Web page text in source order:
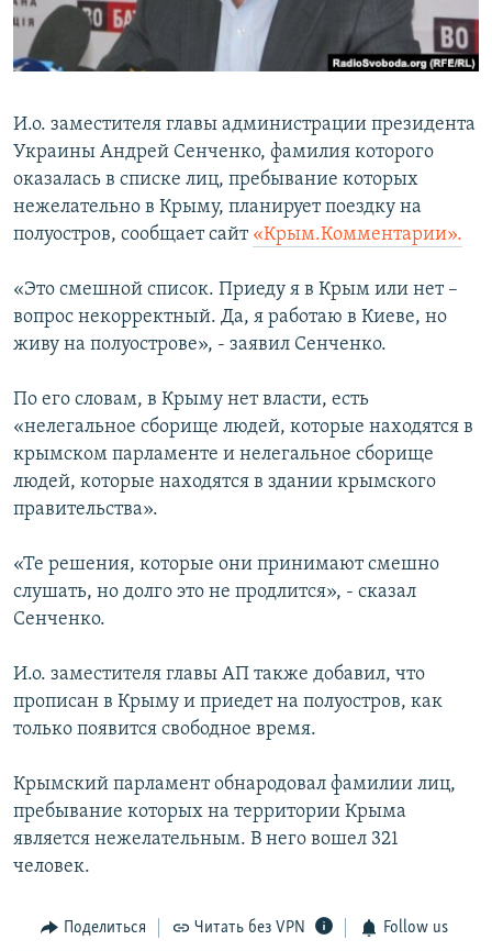
ПОБЕДИТЕЛЕЙ НЕ СУДЯТ?
КРЫМ.НЕПОКОРЕННЫЙ
ПРИСОЕДИНЯЙТЕСЬ!
Все сайты RFE/RL
И.о. заместителя главы администрации президента
Украины Андрей Сенченко, фамилия которого
оказалась в списке лиц, пребывание которых
нежелательно в Крыму, планирует поездку на
полуостров, сообщает сайт «Крым.Комментарии».
«Это смешной список. Приеду я в Крым или нет –
вопрос некорректный. Да, я работаю в Киеве, но
живу на полуострове», - заявил Сенченко.
По его словам, в Крыму нет власти, есть
«нелегальное сборище людей, которые находятся в
крымском парламенте и нелегальное сборище
людей, которые находятся в здании крымского
правительства».
«Те решения, которые они принимают смешно
слушать, но долго это не продлится», - сказал
Сенченко.
И.о. заместителя главы АП также добавил, что
прописан в Крыму и приедет на полуостров, как
только появится свободное время.
Крымский парламент обнародовал фамилии лиц,
пребывание которых на территории Крыма
является нежелательным. В него вошел 321
человек.
Поделиться Читать без VPN Follow us